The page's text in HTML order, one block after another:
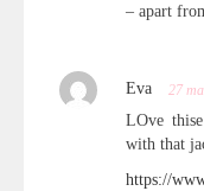
– apart
Eva 27
LOve
with that
https://